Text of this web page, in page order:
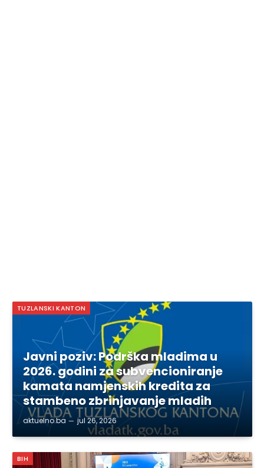
TUZLANSKI KANTON
Javni poziv: Podrška mladima u
2026. godini za subvencioniranje
kamata namjenskih kredita za
stambeno zbrinjavanje mladih
aktuelno.ba jul 26, 2026
BIH